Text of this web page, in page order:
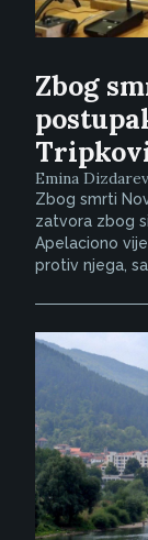
Zbog
Emina
Zbog smrti
zatvora zbog
Apelaciono
protiv njega,